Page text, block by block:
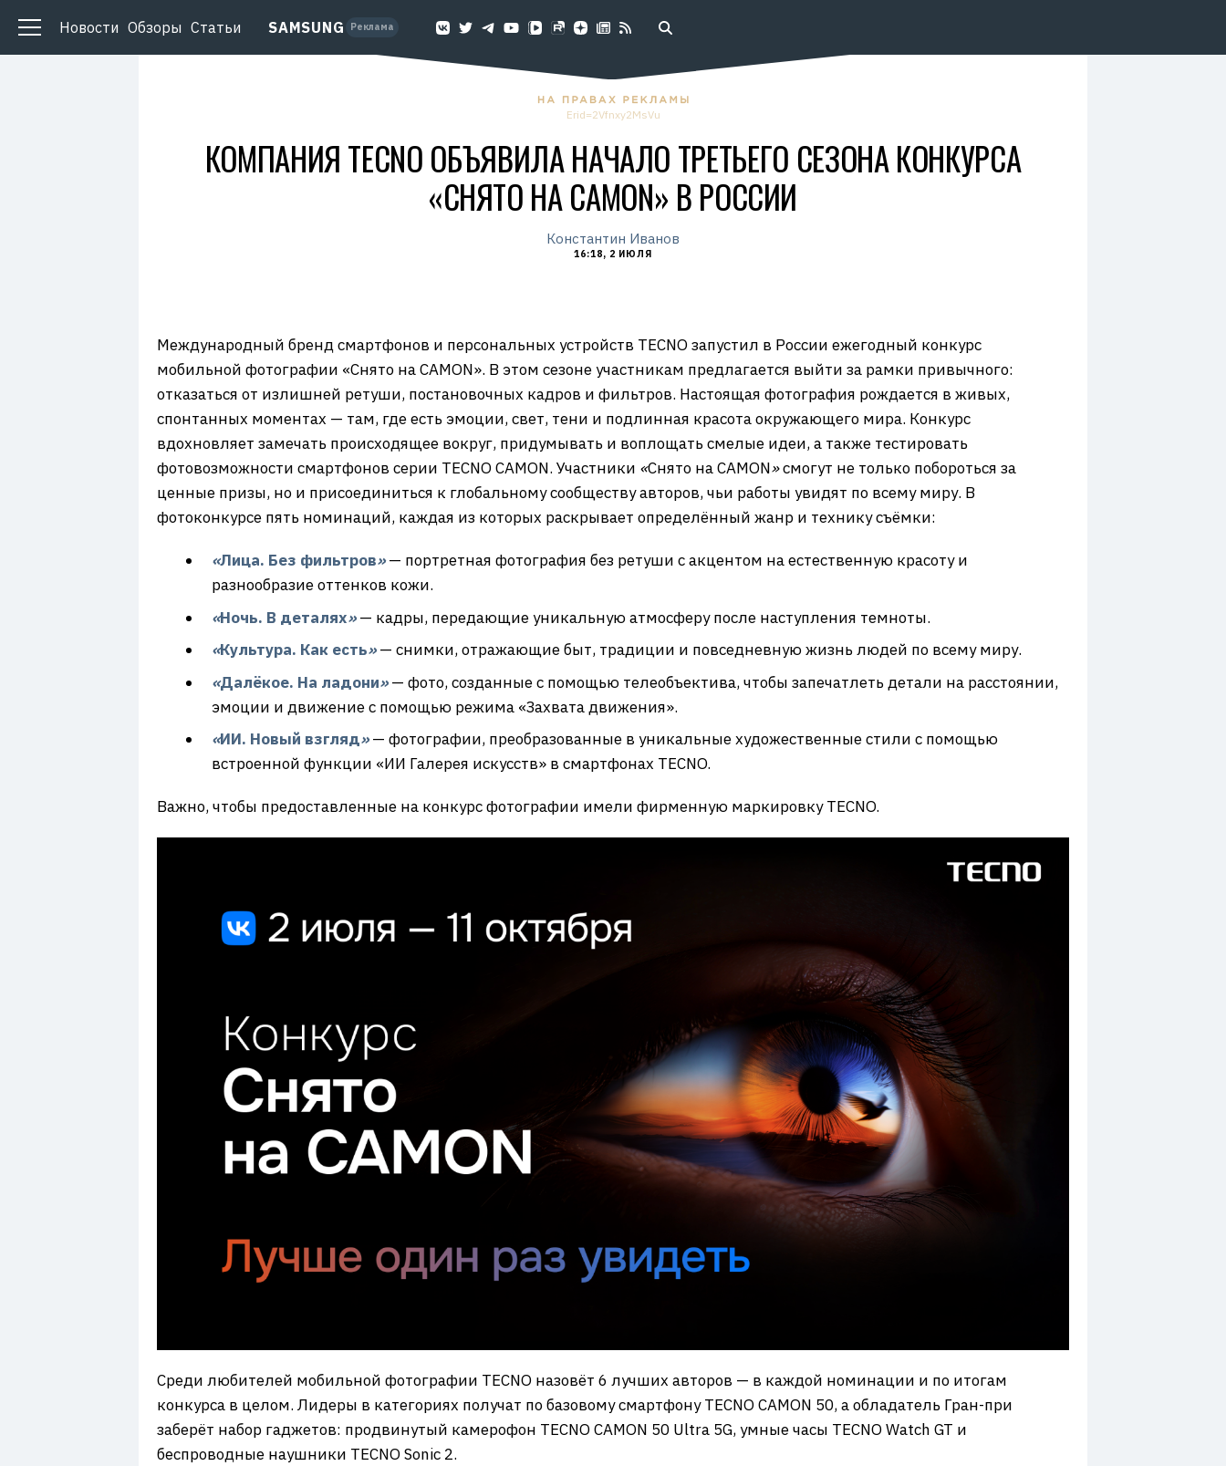
Новости Обзоры Статьи SAMSUNG Реклама
Н
о
3
9
5
D
Erid=2Vfnxy2MsVu
КОМПАНИЯ TECNO ОБЪЯВИЛА НАЧАЛО ТРЕТЬЕГО СЕЗОНА КОНКУРСА
«СНЯТО НА CAMON» В РОССИИ
Константин Иванов
16:18, 2 ИЮЛЯ
Международный бренд смартфонов и персональных устройств TECNO запустил в России ежегодный конкурс
мобильной фотографии «Снято на CAMON». В этом сезоне участникам предлагается выйти за рамки привычного:
отказаться от излишней ретуши, постановочных кадров и фильтров. Настоящая фотография рождается в живых,
спонтанных моментах — там, где есть эмоции, свет, тени и подлинная красота окружающего мира. Конкурс
вдохновляет замечать происходящее вокруг, придумывать и воплощать смелые идеи, а также тестировать
фотовозможности смартфонов серии TECNO CAMON. Участники «Снято на CAMON»смогут не только побороться за
ценные призы, но и присоединиться к глобальному сообществу авторов, чьи работы увидят по всему миру. В
фотоконкурсе пять номинаций, каждая из которых раскрывает определённый жанр и технику съёмки:
«Лица. Без фильтров»— портретная фотография без ретуши с акцентом на естественную красоту и
разнообразие оттенков кожи.
«Ночь. В деталях» — кадры, передающие уникальную атмосферу после наступления темноты.
«Культура. Как есть» — снимки, отражающие быт, традиции и повседневную жизнь людей по всему миру.
«Далёкое. На ладони»— фото, созданные с помощью телеобъектива, чтобы запечатлеть детали на расстоянии,
эмоции и движение c помощью режима «Захвата движения».
«ИИ. Новый взгляд» — фотографии, преобразованные в уникальные художественные стили с помощью
встроенной функции «ИИ Галерея искусств» в смартфонах TECNO.
Важно, чтобы предоставленные на конкурс фотографии имели фирменную маркировку TECNO.
Среди любителей мобильной фотографии TECNO назовёт 6 лучших авторов — в каждой номинации и по итогам
конкурса в целом. Лидеры в категориях получат по базовому смартфону TECNO CAMON 50, а обладатель Гран-при
заберёт набор гаджетов: продвинутый камерофон TECNO CAMON 50 Ultra 5G, умные часы TECNO Watch GT и
беспроводные наушники TECNO Sonic 2.